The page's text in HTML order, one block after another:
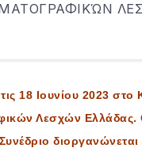
18 Ιουνίου 2023
Λεσχών Ελλάδας.